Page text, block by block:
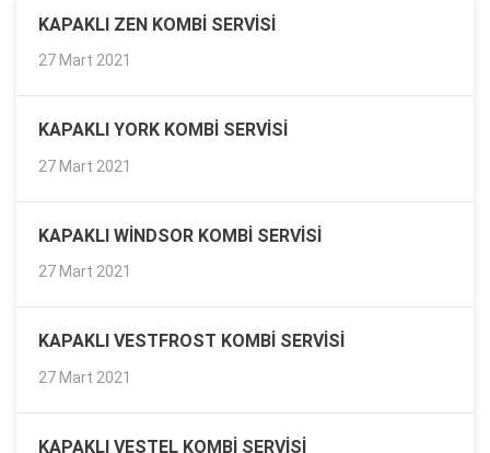
KAPAKLI ZEN KOMBI SERVISI
27 Mart 2021
KAPAKLI YORK KOMBI SERVISI
27 Mart 2021
KAPAKLI WINDSOR KOMBI SERVISI
27 Mart 2021
KAPAKLI VESTFROST KOMBI SERVISI
27 Mart 2021
KAPAKLI VESTEL KOMBI SERVISI